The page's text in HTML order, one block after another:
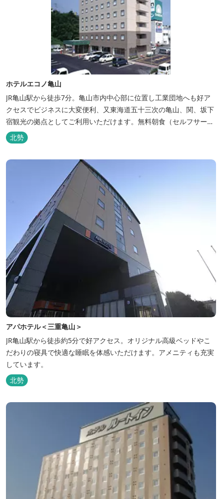
ホテルエコノ亀山
JR亀山駅から徒歩7分。亀山市内中心部に位置し工業団地へも好ア
クセスでビジネスに大変便利、又東海道五十三次の亀山、関、坂下
宿観光の拠点としてご利用いただけます。無料朝食（セルフサービ
ス）、無料駐車場付で低価格な高機能ホテルです。
北勢
アパホテル＜三重亀山＞
JR亀山駅から徒歩約5分で好アクセス。オリジナル高級ベッドやこ
だわりの寝具で快適な睡眠を体感いただけます。アメニティも充実
しています。
北勢